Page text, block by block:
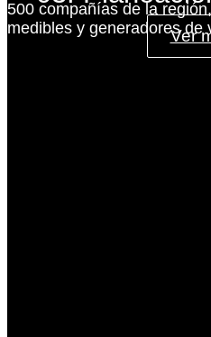
Ver
500 compañías de la
medibles y generadores de